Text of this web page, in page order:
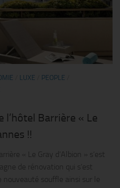
LUXE PEOPLE
l’hôtel Barrière « Le
!!
« Le Gray d’Albion » s’est
de rénovation qui s’est
souffle ainsi sur le